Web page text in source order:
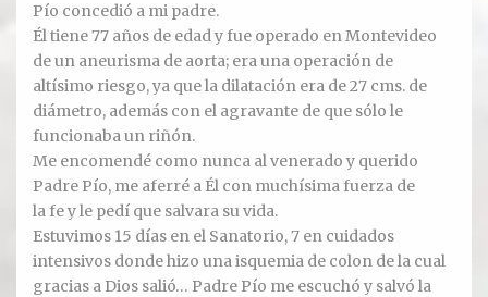
LUGARES
Ver todos
Compartir un lugar
EL MILAGRO
El Milagro
Relación con Flia. Damiani
Pío concedió a mi padre.
Él tiene 77 años de edad y fue operado en Montevideo
de un aneurisma de aorta; era una operación de
altísimo riesgo, ya que la dilatación era de 27 cms. de
diámetro, además con el agravante de que sólo le
funcionaba un riñón.
Me encomendé como nunca al venerado y querido
Padre Pío, me aferré a Él con muchísima fuerza de
la fe y le pedí que salvara su vida.
Estuvimos 15 días en el Sanatorio, 7 en cuidados
intensivos donde hizo una isquemia de colon de la cual
gracias a Dios salió… Padre Pío me escuchó y salvó la